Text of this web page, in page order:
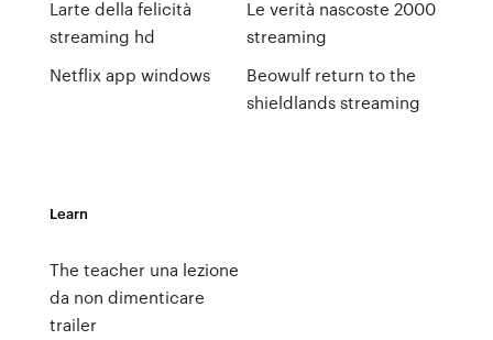
Larte della felicità
streaming hd
Netflix app windows
Le verità nascoste 2000
streaming
Beowulf return to the
shieldlands streaming
Learn
The teacher una lezione
da non dimenticare
trailer